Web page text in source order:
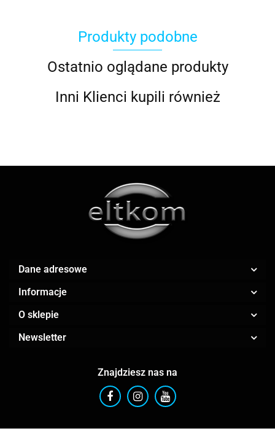
ACOOL TOY
AMAZFIT
Apple
Produkty podobne
Ostatnio oglądane produkty
Inni Klienci kupili również
Dane adresowe
Informacje
O sklepie
Newsletter
Znajdziesz nas na